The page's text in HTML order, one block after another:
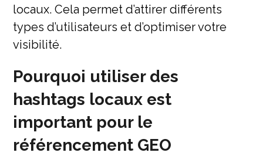
locaux. Cela permet d’attirer différents
types d’utilisateurs et d’optimiser votre
visibilité.
Pourquoi utiliser des
hashtags locaux est
important pour le
référencement GEO